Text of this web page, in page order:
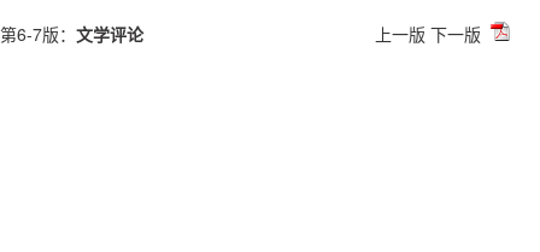
第6-7版： 文学评论 上一版 下一版